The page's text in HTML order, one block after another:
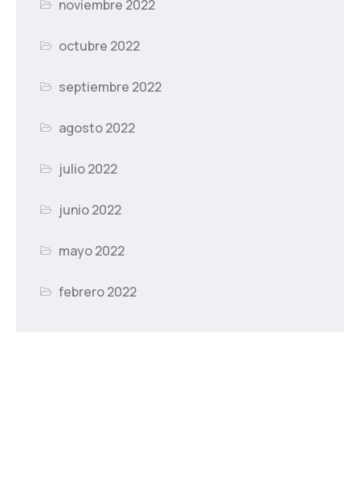
noviembre 2022
octubre 2022
septiembre 2022
agosto 2022
julio 2022
junio 2022
mayo 2022
febrero 2022